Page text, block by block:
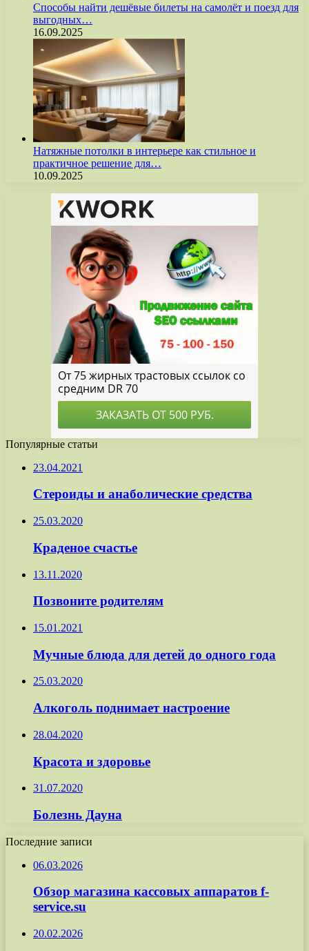
Способы найти дешёвые билеты на самолёт и поезд для
выгодных…
16.09.2025
Натяжные потолки в интерьере как стильное и
практичное решение для…
10.09.2025
Популярные статьи
23.04.2021
Стероиды и анаболические средства
25.03.2020
Краденое счастье
13.11.2020
Позвоните родителям
15.01.2021
Мучные блюда для детей до одного года
25.03.2020
Алкоголь поднимает настроение
28.04.2020
Красота и здоровье
31.07.2020
Болезнь Дауна
Последние записи
06.03.2026
Обзор магазина кассовых аппаратов f-
service.su
20.02.2026